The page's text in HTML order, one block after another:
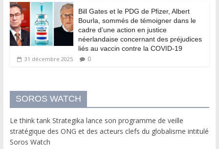
Bill Gates et le PDG de Pfizer, Albert
Bourla, sommés de témoigner dans le
cadre d’une action en justice
néerlandaise concernant des préjudices
liés au vaccin contre la COVID-19
31 décembre 2025 0
SOROS WATCH
Le think tank Strategika lance son programme de veille
stratégique des ONG et des acteurs clefs du globalisme intitulé
Soros Watch